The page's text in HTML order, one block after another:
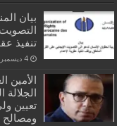
بيان
تنفيذ
4 ديسمبر، 2018
الأمين
تعيين
ومصالح